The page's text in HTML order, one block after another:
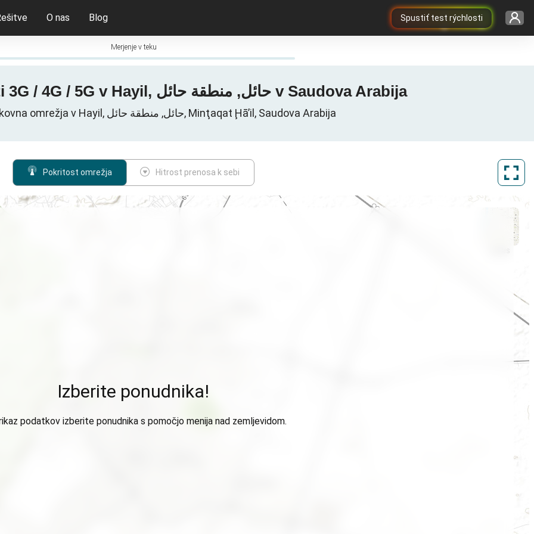
Spustiť test rýchlosti
O nas Blog
Merjenje v teku
Zemljevid pokritosti 3G / 4G / 5G v Hayil, حائل, منطقة حائل v Saudova Arabija
Mobilna podatkovna omrežja v Hayil, حائل, منطقة حائل, Minţaqat Ḩā’il, Saudova Arabija
Pokritost omrežja Hitrost prenosa k sebi
Izberite ponudnika!
podatkov izberite ponudnika s pomočjo menija nad zemljevidom.